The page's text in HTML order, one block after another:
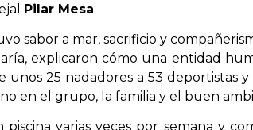
Pilar Mesa.
sabor a mar, sacrificio y
explicaron cómo una entidad
unos 25 nadadores a 53 deportistas
en el grupo, la familia y el buen
varias veces por semana y